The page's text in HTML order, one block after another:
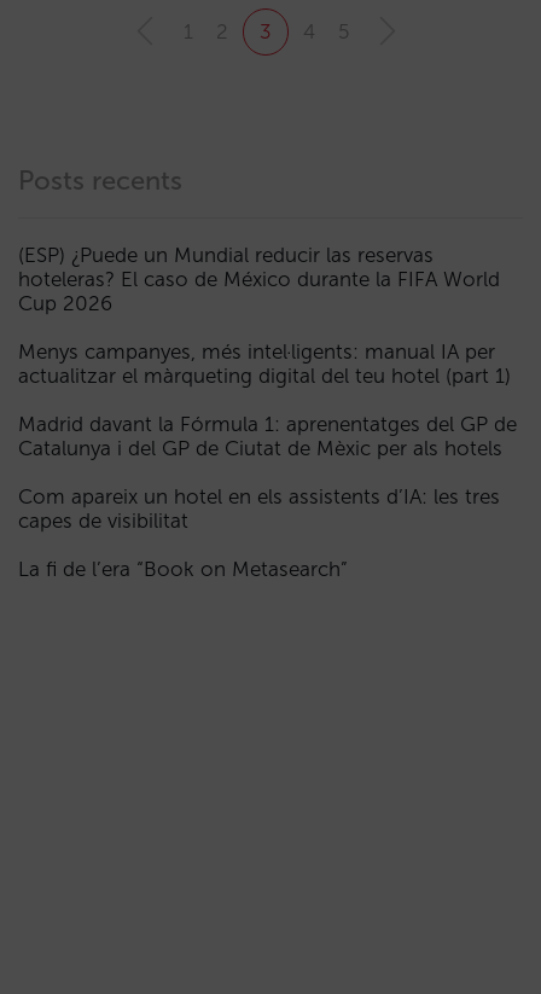
1 2 3 4 5
Posts recents
(ESP) ¿Puede un Mundial reducir las reservas
hoteleras? El caso de México durante la FIFA World
Cup 2026
Menys campanyes, més intel·ligents: manual IA per
actualitzar el màrqueting digital del teu hotel (part 1)
Madrid davant la Fórmula 1: aprenentatges del GP de
Catalunya i del GP de Ciutat de Mèxic per als hotels
Com apareix un hotel en els assistents d’IA: les tres
capes de visibilitat
La fi de l’era “Book on Metasearch”